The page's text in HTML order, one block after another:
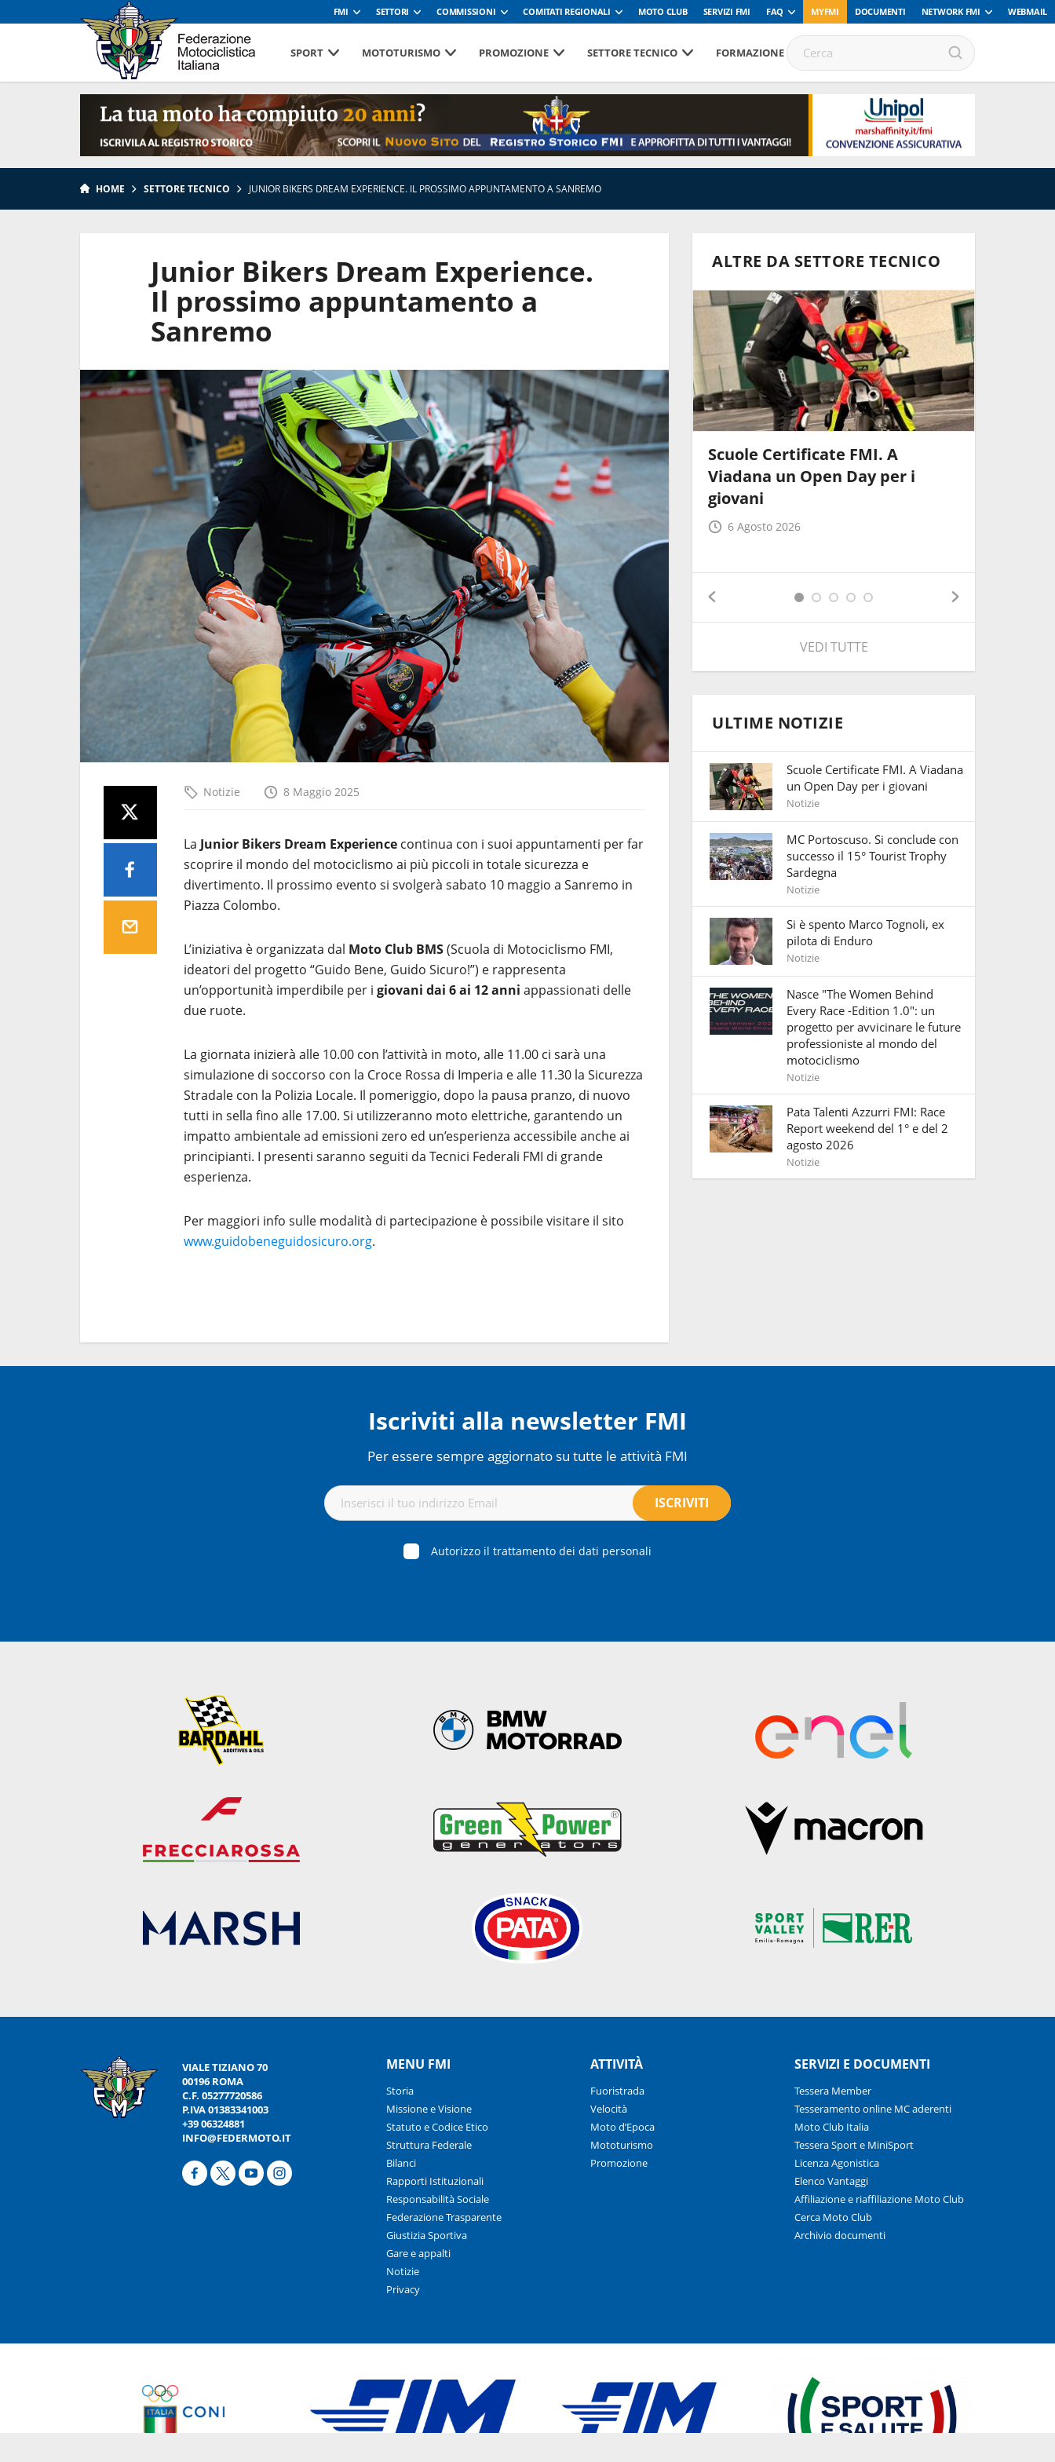
FMI SETTORI COMMISSIONI COMITATI REGIONALI MOTO CLUB SERVIZI FMI FAQ MYFMI DOCUMENTI NETWORK FMI WEBMAIL
SPORT MOTOTURISMO PROMOZIONE SETTORE TECNICO FORMAZIONE
HOME SETTORE TECNICO JUNIOR BIKERS DREAM EXPERIENCE. IL PROSSIMO APPUNTAMENTO A SANREMO
Junior Bikers Dream Experience.
Il prossimo appuntamento a
Sanremo
Notizie 8 Maggio 2025
La Junior Bikers Dream Experience continua con i suoi appuntamenti per far
scoprire il mondo del motociclismo ai più piccoli in totale sicurezza e
divertimento. Il prossimo evento si svolgerà sabato 10 maggio a Sanremo in
Piazza Colombo.
L’iniziativa è organizzata dal Moto Club BMS(Scuola di Motociclismo FMI,
ideatori del progetto “Guido Bene, Guido Sicuro!”) e rappresenta
un’opportunità imperdibile per i giovani dai 6 ai 12 anni appassionati delle
due ruote.
La giornata inizierà alle 10.00 con l’attività in moto, alle 11.00 ci sarà una
simulazione di soccorso con la Croce Rossa di Imperia e alle 11.30 la Sicurezza
Stradale con la Polizia Locale. Il pomeriggio, dopo la pausa pranzo, di nuovo
tutti in sella fino alle 17.00. Si utilizzeranno moto elettriche, garantendo un
impatto ambientale ad emissioni zero ed un’esperienza accessibile anche ai
principianti. I presenti saranno seguiti da Tecnici Federali FMI di grande
esperienza.
Per maggiori info sulle modalità di partecipazione è possibile visitare il sito
www.guidobeneguidosicuro.org.
ALTRE DA SETTORE TECNICO
didattiche
destinate
Approvazione dei criteri per la
definizione dei piloti di Alto
Livello e di interesse nazionale
FMI 2026
15 Giugno 2026
Pubblicato il documento
"Conversione delle Qualifiche
Tecniche"
14 Giugno 2026
Scuole Certificate FMI. A
Viadana un Open Day per i
giovani
6 Agosto 2026
VEDI TUTTE
ULTIME NOTIZIE
Scuole Certificate FMI. A Viadana
un Open Day per i giovani
Notizie
MC Portoscuso. Si conclude con
successo il 15° Tourist Trophy
Sardegna
Notizie
Si è spento Marco Tognoli, ex
pilota di Enduro
Notizie
Nasce "The Women Behind
Every Race -Edition 1.0": un
progetto per avvicinare le future
professioniste al mondo del
motociclismo
Notizie
Pata Talenti Azzurri FMI: Race
Report weekend del 1° e del 2
agosto 2026
Notizie
Iscriviti alla newsletter FMI
Per essere sempre aggiornato su tutte le attività FMI
Autorizzo il trattamento dei dati personali
VIALE TIZIANO 70
00196 ROMA
C.F. 05277720586
P.IVA 01383341003
+39 06324881
INFO@FEDERMOTO.IT
MENU FMI
Storia
Missione e Visione
Statuto e Codice Etico
Struttura Federale
Bilanci
Rapporti Istituzionali
Responsabilità Sociale
Federazione Trasparente
Giustizia Sportiva
Gare e appalti
Notizie
Privacy
ATTIVITÀ
Fuoristrada
Velocità
Moto d’Epoca
Mototurismo
Promozione
SERVIZI E DOCUMENTI
Tessera Member
Tesseramento online MC aderenti
Moto Club Italia
Tessera Sport e MiniSport
Licenza Agonistica
Elenco Vantaggi
Affiliazione e riaffiliazione Moto Club
Cerca Moto Club
Archivio documenti